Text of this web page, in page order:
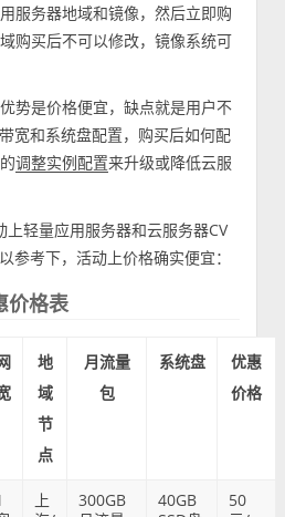
服务器地域和镜像，然后立即购
购买后不可以修改，镜像系统可
势是价格便宜，缺点就是用户不
宽和系统盘配置，购买后如何配
调整实例配置来升级或降低云服
轻量应用服务器和云服务器CV
参考下，活动上价格确实便宜：
价格表
地
域
节
点
月流量
包
系统盘
优惠
价格
上
300GB
40GB
50